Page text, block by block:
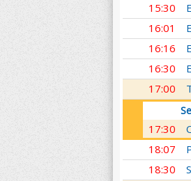
15:30
16:01
16:16
16:30
17:00
17:30
18:07
18:30